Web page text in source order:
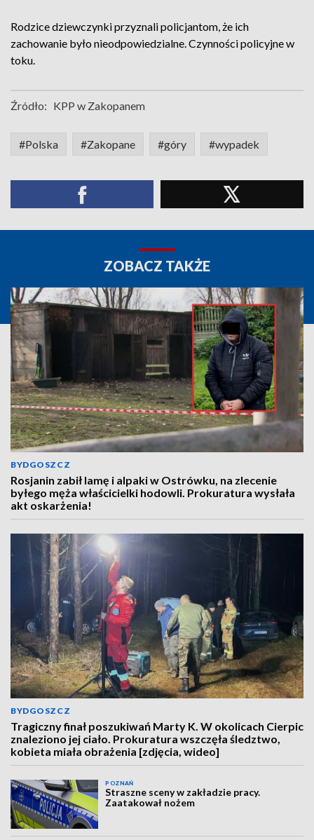
Rodzice dziewczynki przyznali policjantom, że ich
zachowanie było nieodpowiedzialne. Czynności policyjne w
toku.
Źródło: KPP w Zakopanem
#Polska #Zakopane #góry #wypadek
ZOBACZ TAKŻE
BYDGOSZCZ
Rosjanin zabił lamę i alpaki w Ostrówku, na zlecenie
byłego męża właścicielki hodowli. Prokuratura wysłała
akt oskarżenia!
BYDGOSZCZ
Tragiczny finał poszukiwań Marty K. W okolicach Cierpic
znaleziono jej ciało. Prokuratura wszczęła śledztwo,
kobieta miała obrażenia [zdjęcia, wideo]
POZNAŃ
Straszne sceny w zakładzie pracy.
Zaatakował nożem